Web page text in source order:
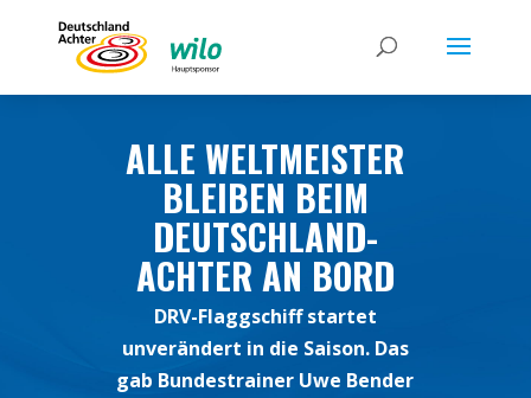
ALLE WELTMEISTER
BLEIBEN BEIM
DEUTSCHLAND-
ACHTER AN BORD
DRV-Flaggschiff startet
unverändert in die Saison. Das
gab Bundestrainer Uwe Bender